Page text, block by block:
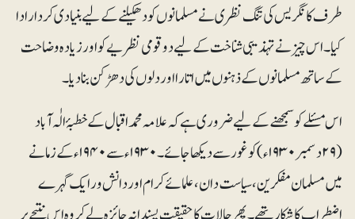
طرف کانگریس کی تنگ نظری نے مسلمانوں کو دھکیلنے کے لیے بنیادی کردار ادا
کیا۔ اس چیزنے تہذیبی شناخت کے لیے دو قومی نظریے کو اور زیادہ وضاحت
کے ساتھ مسلمانوں کے ذہنوں میں اتارا اور دلوں کی دھڑکن بنادیا۔
اس مسئلے کو سمجھنے کے لیے ضروری ہے کہ علامہ محمد اقبال کے خطبۂ الٰہ آباد
(۲۹دسمبر ۱۹۳۰ء) کو غور سے دیکھا جائے۔ ۱۹۳۰ء سے ۱۹۴۰ء کے زمانے
میں مسلمان مفکرین، سیاست دان، علمائے کرام اور دانش ور ایک گہرے